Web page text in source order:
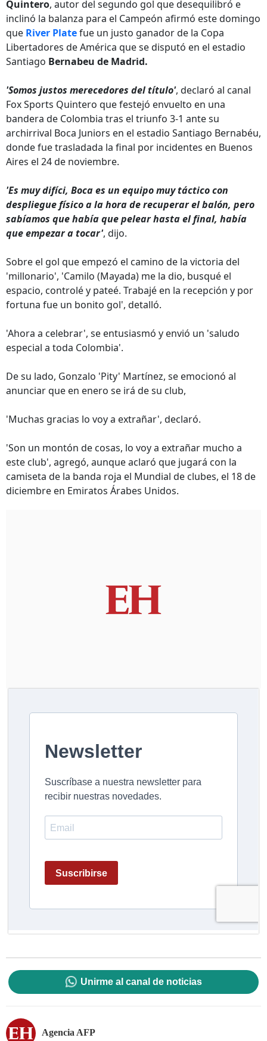
Quintero, autor del segundo gol que desequilibró e
inclinó la balanza para el Campeón afirmó este domingo
que River Platefue un justo ganador de la Copa
Libertadores de América que se disputó en el estadio
Santiago Bernabeu de Madrid.
'Somos justos merecedores del título', declaró al canal
Fox Sports Quintero que festejó envuelto en una
bandera de Colombia tras el triunfo 3-1 ante su
archirrival Boca Juniors en el estadio Santiago Bernabéu,
donde fue trasladada la final por incidentes en Buenos
Aires el 24 de noviembre.
'Es muy difíci, Boca es un equipo muy táctico con
despliegue físico a la hora de recuperar el balón, pero
sabíamos que había que pelear hasta el final, había
que empezar a tocar', dijo.
Sobre el gol que empezó el camino de la victoria del
'millonario', 'Camilo (Mayada) me la dio, busqué el
espacio, controlé y pateé. Trabajé en la recepción y por
fortuna fue un bonito gol', detalló.
'Ahora a celebrar', se entusiasmó y envió un 'saludo
especial a toda Colombia'.
De su lado, Gonzalo 'Pity' Martínez, se emocionó al
anunciar que en enero se irá de su club,
'Muchas gracias lo voy a extrañar', declaró.
'Son un montón de cosas, lo voy a extrañar mucho a
este club', agregó, aunque aclaró que jugará con la
camiseta de la banda roja el Mundial de clubes, el 18 de
diciembre en Emiratos Árabes Unidos.
Unirme al canal de noticias
Agencia AFP